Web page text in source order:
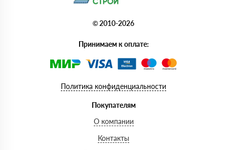
© 2010-2026
Принимаем к оплате:
Политика конфиденциальности
Покупателям
О компании
Контакты